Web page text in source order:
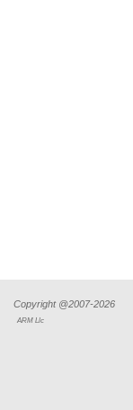
Copyright @2007-2026
ARM Llc